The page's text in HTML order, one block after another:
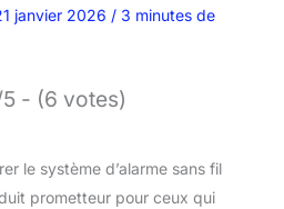
janvier 2026 / 3 minutes de
- (6 votes)
le système d’alarme sans fil
prometteur pour ceux qui